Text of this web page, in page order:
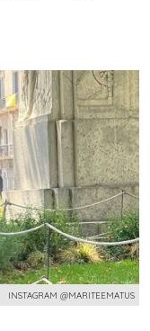
INSTAGRAM @MARITEEMATUS